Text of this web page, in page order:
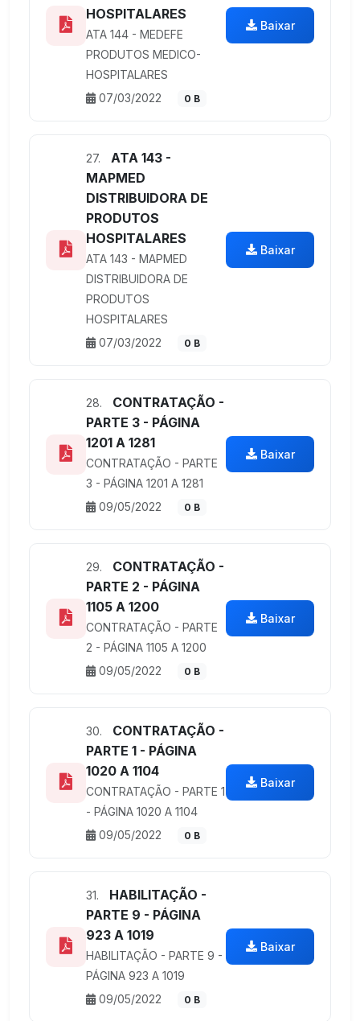
HOSPITALARES
ATA 144 - MEDEFE
PRODUTOS MEDICO-
HOSPITALARES
07/03/2022
0 B
Baixar
27.
ATA 143 -
MAPMED
DISTRIBUIDORA DE
PRODUTOS
HOSPITALARES
ATA 143 - MAPMED
DISTRIBUIDORA DE
PRODUTOS
HOSPITALARES
07/03/2022
0 B
Baixar
28.
CONTRATAÇÃO -
PARTE 3 - PÁGINA
1201 A 1281
CONTRATAÇÃO - PARTE
3 - PÁGINA 1201 A 1281
09/05/2022
0 B
Baixar
29.
CONTRATAÇÃO -
PARTE 2 - PÁGINA
1105 A 1200
CONTRATAÇÃO - PARTE
2 - PÁGINA 1105 A 1200
09/05/2022
0 B
Baixar
30.
CONTRATAÇÃO -
PARTE 1 - PÁGINA
1020 A 1104
CONTRATAÇÃO - PARTE 1
- PÁGINA 1020 A 1104
09/05/2022
0 B
Baixar
31.
HABILITAÇÃO -
PARTE 9 - PÁGINA
923 A 1019
HABILITAÇÃO - PARTE 9 -
PÁGINA 923 A 1019
09/05/2022
0 B
Baixar